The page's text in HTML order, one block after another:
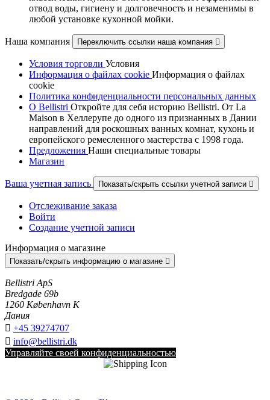
отвод воды, гигиену и долговечность и незаменимы в
любой установке кухонной мойки.
Наша компания Переключить ссылки наша компания 
Условия торговли Условия
Информация о файлах cookie Информация о файлах
cookie
Политика конфиденциальности персональных данных
О Bellistri Откройте для себя историю Bellistri. От La
Maison в Хеллерупе до одного из признанных в Дании
направлений для роскошных ванных комнат, кухонь и
европейского ремесленного мастерства с 1998 года.
Предложения Наши специальные товары
Магазин
Ваша учетная запись Показать/скрыть ссылки учетной записи 
Отслеживание заказа
Войти
Создание учетной записи
Информация о магазине
Показать/скрыть информацию о магазине 
Bellistri ApS
Bredgade 69b
1260 København K
Дания
 +45 39274707
 info@bellistri.dk
Управляйте своей конфиденциальностью